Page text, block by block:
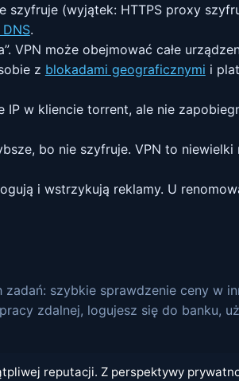
szyfruje (wyjątek: HTTPS proxy
.
VPN może obejmować całe
z blokadami geograficznymi i
IP w kliencie torrent, ale nie
bo nie szyfruje. VPN to
i wstrzykują reklamy. U
szybkie sprawdzenie ceny w
zdalnej, logujesz się do banku,
reputacji. Z perspektywy